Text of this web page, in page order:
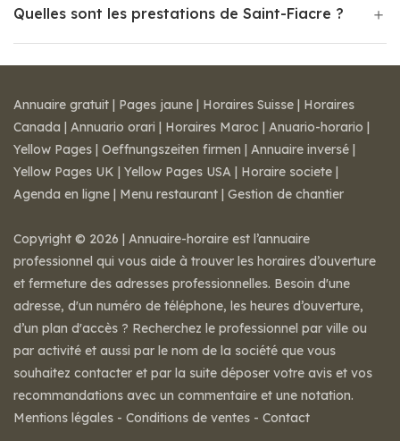
Quelles sont les prestations de Saint-Fiacre ?
Annuaire gratuit | Pages jaune | Horaires Suisse | Horaires
Canada | Annuario orari | Horaires Maroc | Anuario-horario |
Yellow Pages | Oeffnungszeiten firmen | Annuaire inversé |
Yellow Pages UK | Yellow Pages USA | Horaire societe |
Agenda en ligne | Menu restaurant | Gestion de chantier
Copyright © 2026 | Annuaire-horaire est l’annuaire
professionnel qui vous aide à trouver les horaires d’ouverture
et fermeture des adresses professionnelles. Besoin d'une
adresse, d'un numéro de téléphone, les heures d’ouverture,
d’un plan d'accès ? Recherchez le professionnel par ville ou
par activité et aussi par le nom de la société que vous
souhaitez contacter et par la suite déposer votre avis et vos
recommandations avec un commentaire et une notation.
Mentions légales - Conditions de ventes - Contact